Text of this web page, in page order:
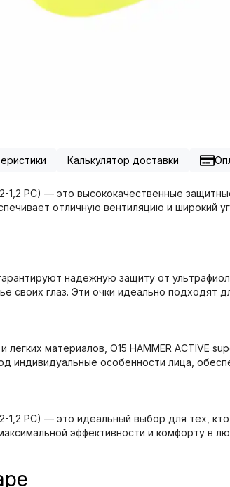
Калькулятор доставки
1,2 PC) — это высококачественные
отличную вентиляцию и широкий
надежную защиту от
своих глаз. Эти очки идеально
легких материалов, О15 HAMMER ACTIVЕ
индивидуальные особенности лица,
1,2 PC) — это идеальный выбор для тех,
эффективности и комфорту в